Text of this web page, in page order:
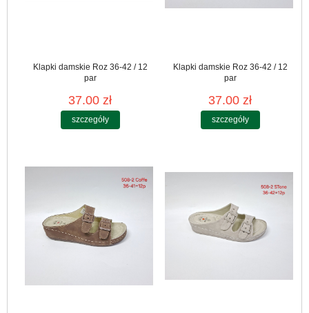
Klapki damskie Roz 36-42 / 12
par
37.00 zł
szczegóły
Klapki damskie Roz 36-42 / 12
par
37.00 zł
szczegóły